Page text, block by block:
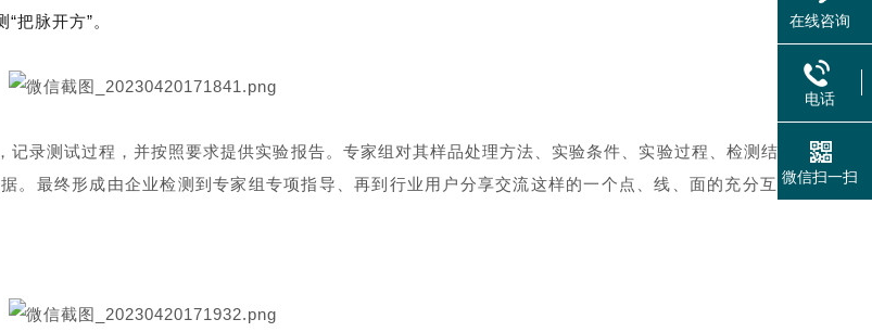
把脉开方”。
录测试过程，并按照要求提供实验报告。专家组对其样品处理方法、实验条件、实验过程、检测结果进行点
。最终形成由企业检测到专家组专项指导、再到行业用户分享交流这样的一个点、线、面的充分互动学习模
在线咨询
电话
微信扫一扫